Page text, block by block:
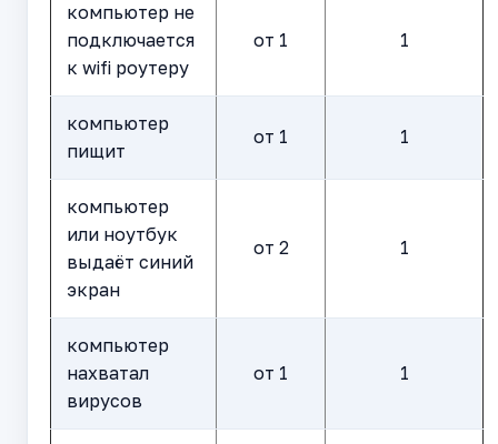
компьютер не
подключается
к wifi роутеру
от 1 1
компьютер
пищит
от 1 1
компьютер
или ноутбук
выдаёт синий
экран
от 2 1
компьютер
нахватал
вирусов
от 1 1